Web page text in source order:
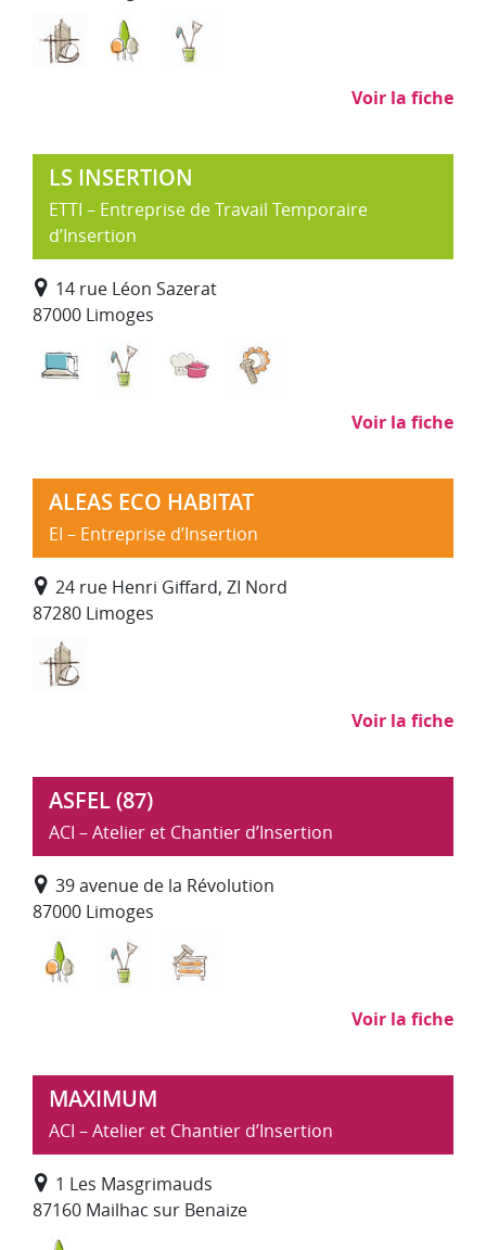
Bâtiment Travaux Publics
Environnement, entretien et
Voir la fiche
LS INSERTION
ETTI – Entreprise de Travail Temporaire
d’Insertion
14 rue Léon Sazerat
87000 Limoges
Informatique, impression et travaux
Nettoyage, propreté (hors SAP)
Restauration, traiteur
Voir la fiche
ALEAS ECO HABITAT
EI – Entreprise d’Insertion
24 rue Henri Giffard, ZI Nord
87280 Limoges
Voir la fiche
ASFEL (87)
ACI – Atelier et Chantier d’Insertion
39 avenue de la Révolution
87000 Limoges
Environnement, entretien et aménagement des
Nettoyage, propreté (hors SAP)
Voir la fiche
MAXIMUM
ACI – Atelier et Chantier d’Insertion
1 Les Masgrimauds
87160 Mailhac sur Benaize